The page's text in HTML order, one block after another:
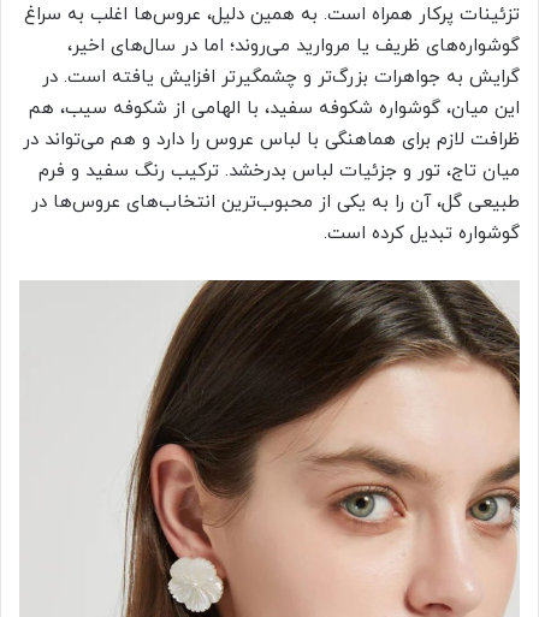
تزئینات پرکار همراه است. به همین دلیل، عروس‌ها اغلب به سراغ
گوشواره‌های ظریف یا مروارید می‌روند؛ اما در سال‌های اخیر،
گرایش به جواهرات بزرگ‌تر و چشمگیرتر افزایش یافته است. در
این میان، گوشواره شکوفه سفید، با الهامی از شکوفه سیب، هم
ظرافت لازم برای هماهنگی با لباس عروس را دارد و هم می‌تواند در
میان تاج، تور و جزئیات لباس بدرخشد. ترکیب رنگ سفید و فرم
طبیعی گل، آن را به یکی از محبوب‌ترین انتخاب‌های عروس‌ها در
گوشواره تبدیل کرده است.